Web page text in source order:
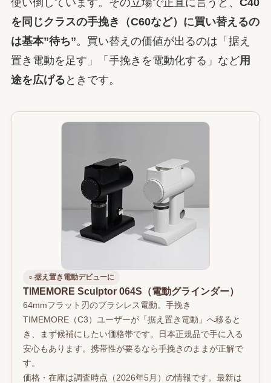
を同じクラスの手挽き（C60など）に買い替えるの
は基本”待ち”。買い替えの価値が出るのは「据え
置き電動を足す」「手挽きを電動化する」など用
途を広げる ときです。
○ 据え置き電動デビューに
TIMEMORE Sculptor 064S（電動グラインダー）
64mmフラット刃のブラシレス電動。手挽き
TIMEMORE（C3）ユーザーが「据え置き電動」へ移ると
き、まず候補にしたい価格帯です。日本正規品で手に入る
安心もあります。携帯性が要るなら手挽きのままが正解で
す。
価格・在庫は調査時点（2026年5月）の情報です。最新は